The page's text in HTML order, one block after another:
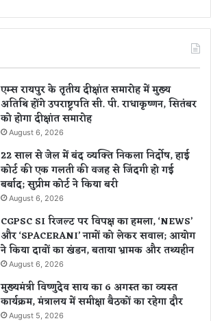
एम्स रायपुर के तृतीय दीक्षांत समारोह में मुख्य
अतिथि होंगे उपराष्ट्रपति सी. पी. राधाकृष्णन, सितंबर
को होगा दीक्षांत समारोह
August 6, 2026
22 साल से जेल में बंद व्यक्ति निकला निर्दोष, हाई
कोर्ट की एक गलती की वजह से जिंदगी हो गई
बर्बाद; सुप्रीम कोर्ट ने किया बरी
August 6, 2026
CGPSC SI रिजल्ट पर विपक्ष का हमला, ‘NEWS’
और ‘SPACERANI’ नामों को लेकर सवाल; आयोग
ने किया दावों का खंडन, बताया भ्रामक और तथ्यहीन
August 6, 2026
मुख्यमंत्री विष्णुदेव साय का 6 अगस्त का व्यस्त
कार्यक्रम, मंत्रालय में समीक्षा बैठकों का रहेगा दौर
August 5, 2026